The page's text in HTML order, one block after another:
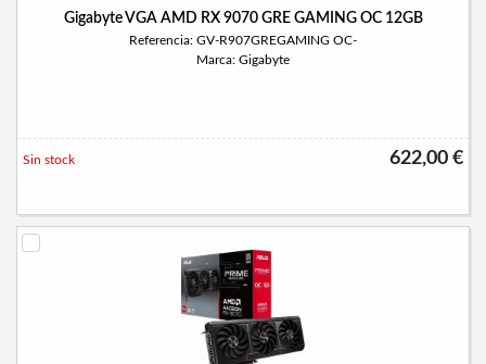
Gigabyte VGA AMD RX 9070 GRE GAMING OC 12GB
Referencia: GV-R907GREGAMING OC-
Marca: Gigabyte
622,00 €
Sin stock